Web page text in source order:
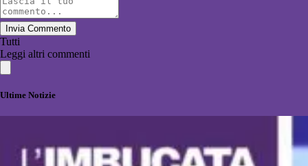
Invia Commento
Tutti
Leggi altri commenti
Ultime Notizie